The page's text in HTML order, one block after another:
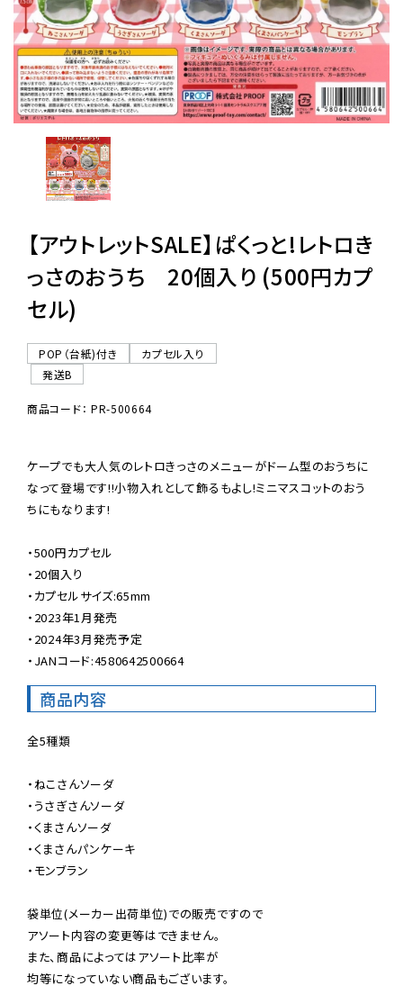
販促用カプセルトイ
よくあるご質問
06-6282-7659
【アウトレットSALE】ぱくっと!レトロき
っさのおうち 20個入り (500円カプ
セル)
POP（台紙)付き
カプセル入り
発送B
商品コード： PR-500664
ケープでも大人気のレトロきっさのメニューがドーム型のおうちに
なって登場です!!小物入れとして飾るもよし!ミニマスコットのおう
ちにもなります!
・500円カプセル
・20個入り
・カプセルサイズ:65mm
・2023年1月発売
・2024年3月発売予定
・JANコード:4580642500664
商品内容
全5種類
・ねこさんソーダ
・うさぎさんソーダ
・くまさんソーダ
・くまさんパンケーキ
・モンブラン
袋単位(メーカー出荷単位)での販売ですので
アソート内容の変更等はできません。
また、商品によってはアソート比率が
均等になっていない商品もございます。